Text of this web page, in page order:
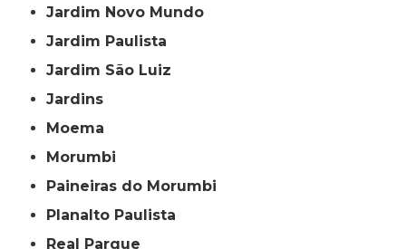
Jardim Novo Mundo
Jardim Paulista
Jardim São Luiz
Jardins
Moema
Morumbi
Paineiras do Morumbi
Planalto Paulista
Real Parque